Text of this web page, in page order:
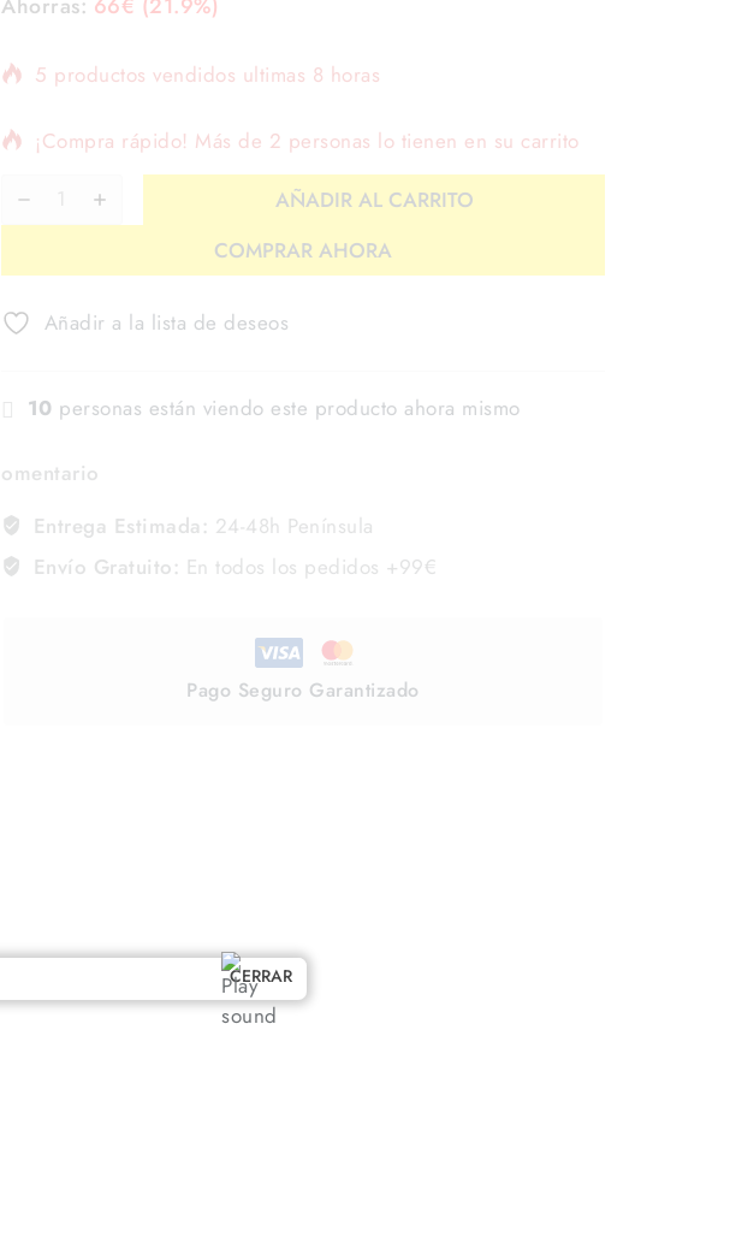
5 productos vendidos ultimas 8 horas
¡Compra rápido! Más de 2 personas lo tienen en su carrito
AÑADIR AL CARRITO
COMPRAR AHORA
Añadir a la lista de deseos
10 personas están viendo este producto ahora mismo
omentario
Entrega Estimada: 24-48h Península
Envío Gratuito: En todos los pedidos +99€
Pago Seguro Garantizado
CERRAR